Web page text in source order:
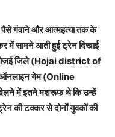
गंवाने और आत्महत्या तक के
में सामने आती हुई ट्रेन दिखाई
होजई जिले (Hojai district of
ऑनलाइन गेम (Online
में इतने मशरूफ थे कि उन्हें
की टक्कर से दोनों युवकों की